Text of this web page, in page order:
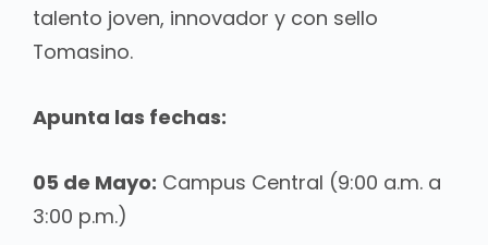
talento joven, innovador y con sello
Tomasino.
Apunta las fechas:
05 de Mayo: Campus Central (9:00 a.m. a
3:00 p.m.)